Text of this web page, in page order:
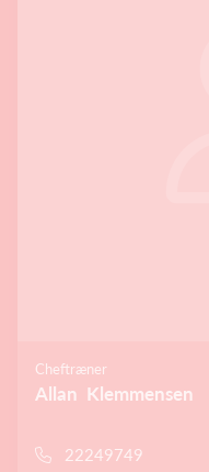
Cheftræner
Allan Klemmensen
22249749